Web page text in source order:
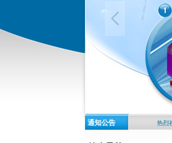
通知公告 热烈